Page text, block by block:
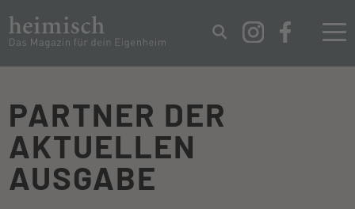
DATENSCHUTZ
PARTNER DER
AKTUELLEN
AUSGABE